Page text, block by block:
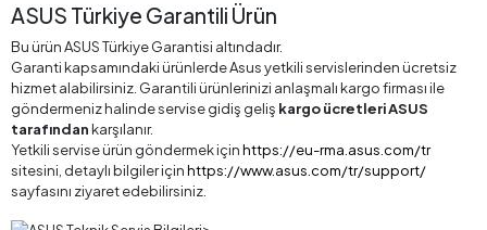
ASUS Türkiye Garantili Ürün
Bu ürün ASUS Türkiye Garantisi altındadır.
Garanti kapsamındaki ürünlerde Asus yetkili servislerinden ücretsiz
hizmet alabilirsiniz. Garantili ürünlerinizi anlaşmalı kargo firması ile
göndermeniz halinde servise gidiş geliş kargo ücretleri ASUS
tarafındankarşılanır.
Yetkili servise ürün göndermek içinhttps://eu-rma.asus.com/tr
sitesini, detaylı bilgiler içinhttps://www.asus.com/tr/support/
sayfasını ziyaret edebilirsiniz.